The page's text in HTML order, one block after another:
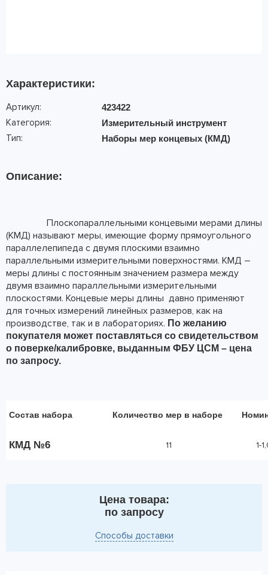
Характеристики:
Артикул: 423422
Категория: Измерительный инструмент
Тип: Наборы мер концевых (КМД)
Описание:
Плоскопараллельными концевыми мерами длины
(КМД) называют меры, имеющие форму прямоугольного
параллелепипеда с двумя плоскими взаимно
параллельными измерительными поверхностями. КМД –
меры длины с постоянным значением размера между
двумя взаимно параллельными измерительными
плоскостями. Концевые меры длины давно применяют
для точных измерений линейных размеров, как на
производстве, так и в лабораториях. По желанию
покупателя может поставляться со свидетельством
о поверке/калибровке, выданным ФБУ ЦСМ – цена
по запросу.
Состав набора Количество мер в наборе
КМД №6 11 1-
Цена товара:
по запросу
Способы доставки